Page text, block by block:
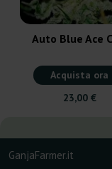
Auto Blue Ace
Acquista ora
23,00 €
GanjaFarmer.it